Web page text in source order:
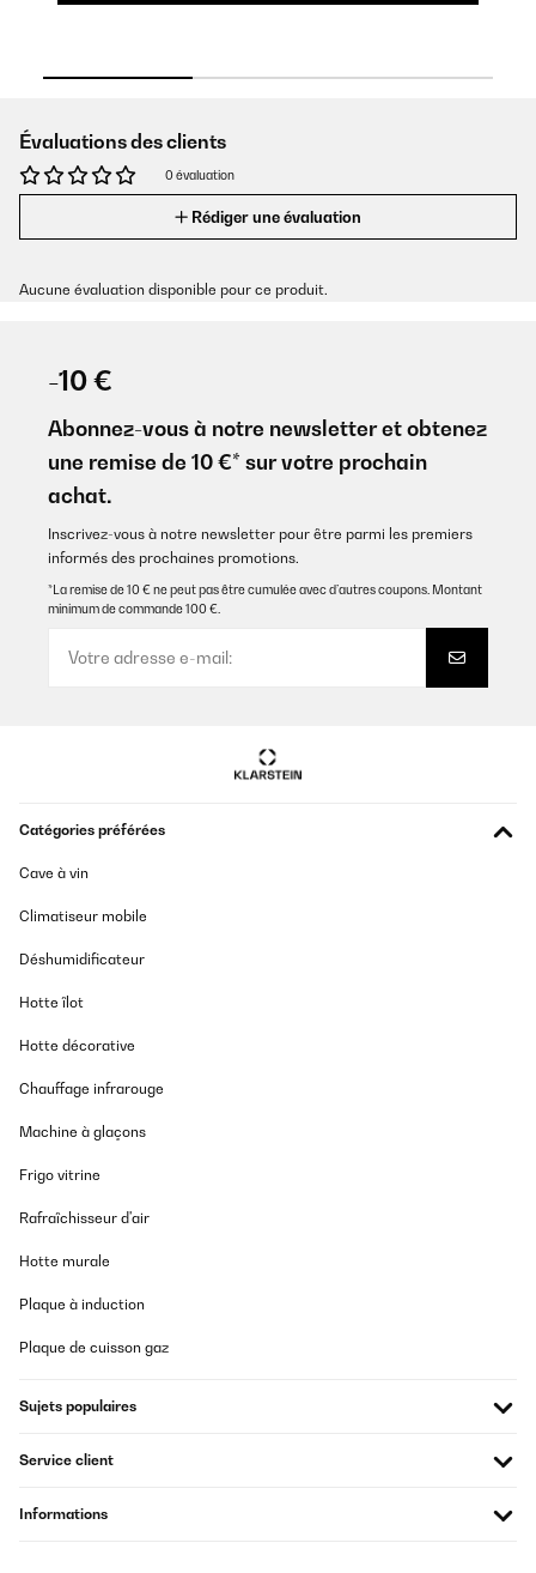
Évaluations des clients
0 évaluation
Rédiger une évaluation
Aucune évaluation disponible pour ce produit.
-10 €
Abonnez-vous à notre newsletter et obtenez
une remise de 10 €* sur votre prochain
achat.
Inscrivez-vous à notre newsletter pour être parmi les premiers
informés des prochaines promotions.
*La remise de 10 € ne peut pas être cumulée avec d’autres coupons. Montant
minimum de commande 100 €.
Catégories préférées
Cave à vin
Climatiseur mobile
Déshumidificateur
Hotte îlot
Hotte décorative
Chauffage infrarouge
Machine à glaçons
Frigo vitrine
Rafraîchisseur d'air
Hotte murale
Plaque à induction
Plaque de cuisson gaz
Sujets populaires
Service client
Informations